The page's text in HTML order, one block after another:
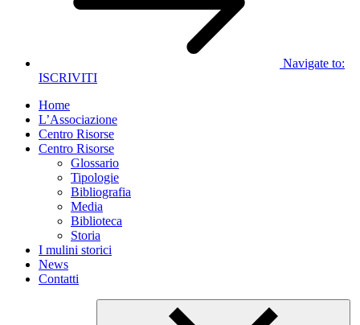
Navigate to:
ISCRIVITI
Home
L’Associazione
Centro Risorse
Centro Risorse
Glossario
Tipologie
Bibliografia
Media
Biblioteca
Storia
I mulini storici
News
Contatti